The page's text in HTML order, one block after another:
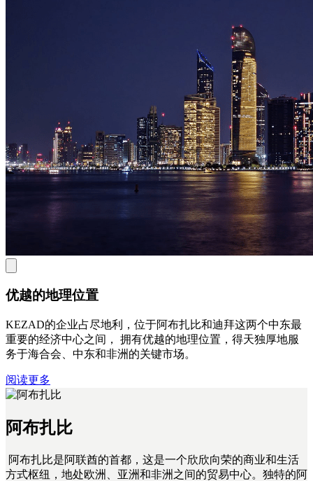
优越的地理位置
KEZAD的企业占尽地利，位于阿布扎比和迪拜这两个中东最
重要的经济中心之间， 拥有优越的地理位置，得天独厚地服
务于海合会、中东和非洲的关键市场。
阅读更多
阿布扎比
阿布扎比是阿联酋的首都，这是一个欣欣向荣的商业和生活
方式枢纽，地处欧洲、亚洲和非洲之间的贸易中心。独特的阿